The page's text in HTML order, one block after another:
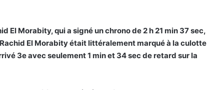
El Morabity, qui a signé un chrono de 2 h 21 min 37 sec,
El Morabity était littéralement marqué à la culotte
3e avec seulement 1 min et 34 sec de retard sur la